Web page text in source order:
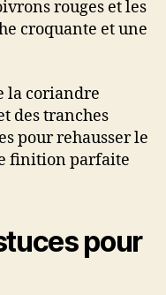
rouges et les
croquante et une
la coriandre
des tranches
pour rehausser le
finition parfaite
pour